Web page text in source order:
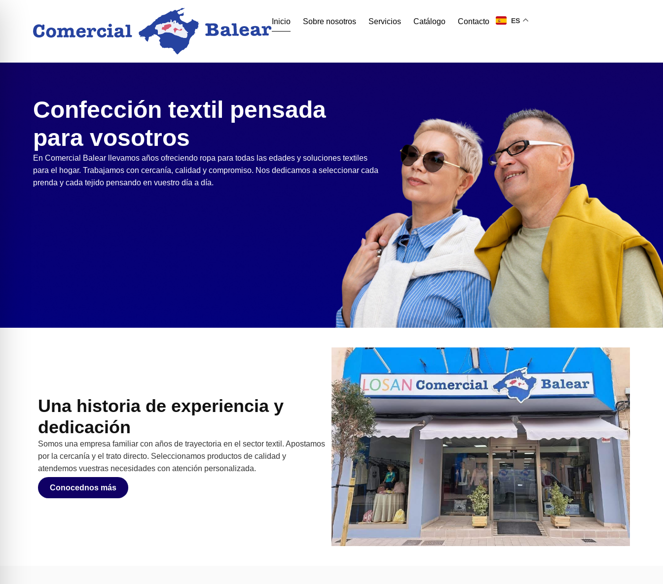
Inicio Sobre nosotros Servicios Catálogo Contacto ES
Confección textil pensada
para vosotros
En Comercial Balear llevamos años ofreciendo ropa para todas las edades y soluciones textiles
para el hogar. Trabajamos con cercanía, calidad y compromiso. Nos dedicamos a seleccionar cada
prenda y cada tejido pensando en vuestro día a día.
Una historia de experiencia y
dedicación
Somos una empresa familiar con años de trayectoria en el sector textil. Apostamos
por la cercanía y el trato directo. Seleccionamos productos de calidad y
atendemos vuestras necesidades con atención personalizada.
Conocednos más